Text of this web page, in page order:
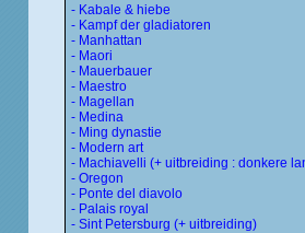
- Kabale & hiebe
- Kampf der gladiatoren
- Manhattan
- Maori
- Mauerbauer
- Maestro
- Magellan
- Medina
- Ming dynastie
- Modern art
- Machiavelli (+ uitbreiding : donkere
- Oregon
- Ponte del diavolo
- Palais royal
- Sint Petersburg (+ uitbreiding)